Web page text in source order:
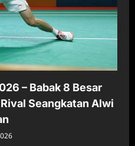
– Babak 8 Besar
Seangkatan Alwi